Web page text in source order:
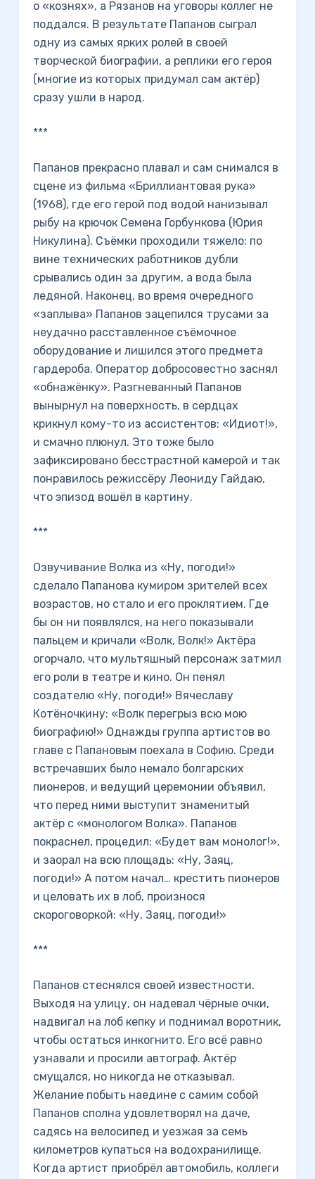
о «кознях», а Рязанов на уговоры коллег не
поддался. В результате Папанов сыграл
одну из самых ярких ролей в своей
творческой биографии, а реплики его героя
(многие из которых придумал сам актёр)
сразу ушли в народ.
***
Папанов прекрасно плавал и сам снимался в
сцене из фильма «Бриллиантовая рука»
(1968), где его герой под водой нанизывал
рыбу на крючок Семена Горбункова (Юрия
Никулина). Съёмки проходили тяжело: по
вине технических работников дубли
срывались один за другим, а вода была
ледяной. Наконец, во время очередного
«заплыва» Папанов зацепился трусами за
неудачно расставленное съёмочное
оборудование и лишился этого предмета
гардероба. Оператор добросовестно заснял
«обнажёнку». Разгневанный Папанов
вынырнул на поверхность, в сердцах
крикнул кому-то из ассистентов: «Идиот!»,
и смачно плюнул. Это тоже было
зафиксировано бесстрастной камерой и так
понравилось режиссёру Леониду Гайдаю,
что эпизод вошёл в картину.
***
Озвучивание Волка из «Ну, погоди!»
сделало Папанова кумиром зрителей всех
возрастов, но стало и его проклятием. Где
бы он ни появлялся, на него показывали
пальцем и кричали «Волк, Волк!» Актёра
огорчало, что мультяшный персонаж затмил
его роли в театре и кино. Он пенял
создателю «Ну, погоди!» Вячеславу
Котёночкину: «Волк перегрыз всю мою
биографию!» Однажды группа артистов во
главе с Папановым поехала в Софию. Среди
встречавших было немало болгарских
пионеров, и ведущий церемонии объявил,
что перед ними выступит знаменитый
актёр с «монологом Волка». Папанов
покраснел, процедил: «Будет вам монолог!»,
и заорал на всю площадь: «Ну, Заяц,
погоди!» А потом начал… крестить пионеров
и целовать их в лоб, произнося
скороговоркой: «Ну, Заяц, погоди!»
***
Папанов стеснялся своей известности.
Выходя на улицу, он надевал чёрные очки,
надвигал на лоб кепку и поднимал воротник,
чтобы остаться инкогнито. Его всё равно
узнавали и просили автограф. Актёр
смущался, но никогда не отказывал.
Желание побыть наедине с самим собой
Папанов сполна удовлетворял на даче,
садясь на велосипед и уезжая за семь
километров купаться на водохранилище.
Когда артист приобрёл автомобиль, коллеги